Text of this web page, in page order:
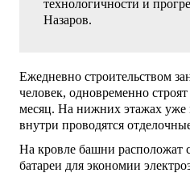
технологичности и
Назаров.
Ежедневно строительством
человек, одновременно
месяц. На нижних этажах уже
внутри проводятся
На кровле башни расположат
батареи для экономии